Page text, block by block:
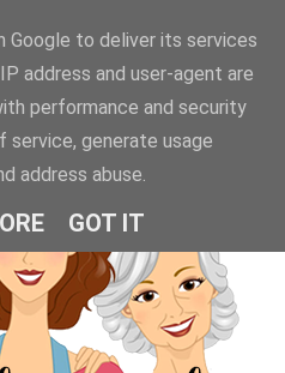
Google to deliver its services
address and user-agent are
performance and security
generate usage
address abuse.
GOT IT